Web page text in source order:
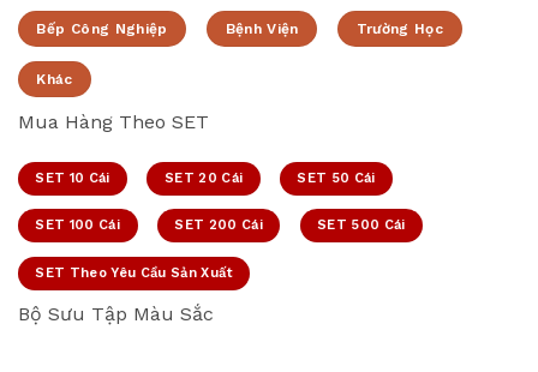
Bếp Công Nghiệp Bệnh Viện Trường Học
Khác
Mua Hàng Theo SET
SET 10 Cái SET 20 Cái SET 50 Cái
SET 100 Cái SET 200 Cái SET 500 Cái
SET Theo Yêu Cầu Sản Xuất
Bộ Sưu Tập Màu Sắc